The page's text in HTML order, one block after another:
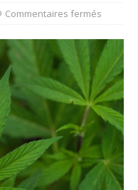
Commentaires fermés